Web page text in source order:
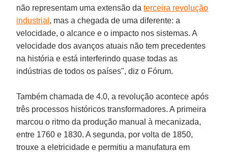
não representam uma extensão daterceira revolução
industrial , mas a chegada de uma diferente: a
velocidade, o alcance e o impacto nos sistemas. A
velocidade dos avanços atuais não tem precedentes
na história e está interferindo quase todas as
indústrias de todos os países", diz o Fórum.
Também chamada de 4.0, a revolução acontece após
três processos históricos transformadores. A primeira
marcou o ritmo da produção manual à mecanizada,
entre 1760 e 1830. A segunda, por volta de 1850,
trouxe a eletricidade e permitiu a manufatura em